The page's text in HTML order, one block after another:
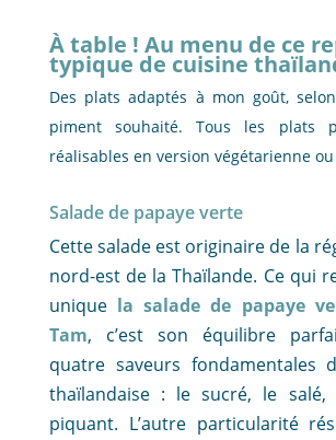
À table ! Au menu de ce
typique de cuisine
Des plats adaptés à mon goût,
piment souhaité. Tous les plats
réalisables en version végétarienne
Salade de papaye verte
Cette salade est originaire de la
nord-est de la Thaïlande. Ce qui
unique la salade de papaye
Tam, c’est son équilibre
quatre saveurs fondamentales
thaïlandaise : le sucré, le salé,
piquant. L’autre particularité